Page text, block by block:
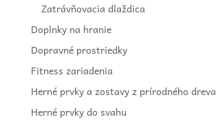
Zatrávňovacia dlaždica
Doplnky na hranie
Dopravné prostriedky
Fitness zariadenia
Herné prvky a zostavy z prírodného dreva
Herné prvky do svahu